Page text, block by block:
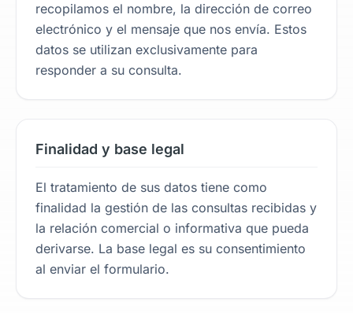
recopilamos el nombre, la dirección de correo
electrónico y el mensaje que nos envía. Estos
datos se utilizan exclusivamente para
responder a su consulta.
Finalidad y base legal
El tratamiento de sus datos tiene como
finalidad la gestión de las consultas recibidas y
la relación comercial o informativa que pueda
derivarse. La base legal es su consentimiento
al enviar el formulario.